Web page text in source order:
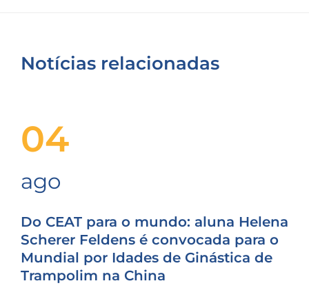
Notícias relacionadas
04
ago
Do CEAT para o mundo: aluna Helena
Scherer Feldens é convocada para o
Mundial por Idades de Ginástica de
Trampolim na China